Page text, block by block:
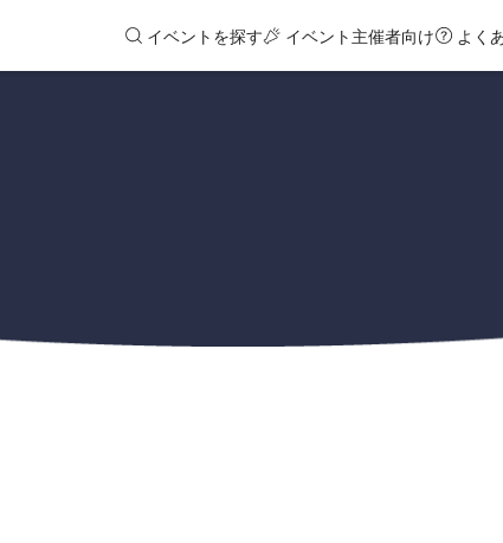
イベントを探す イベント主催者向け よく